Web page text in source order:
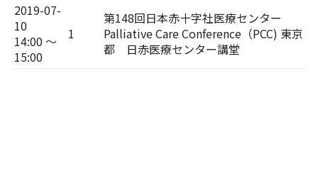
2019-07-
10
14:00 ～
15:00
1
第148回日本赤十字社医療センター
Palliative Care Conference（PCC) 東京
都 日赤医療センター講堂